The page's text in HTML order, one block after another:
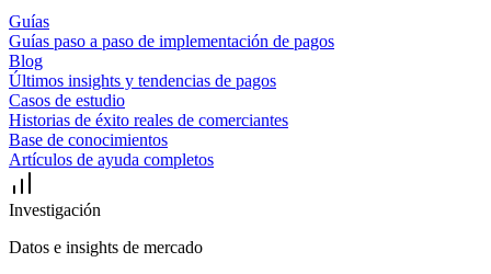
Guías
Guías paso a paso de implementación de pagos
Blog
Últimos insights y tendencias de pagos
Casos de estudio
Historias de éxito reales de comerciantes
Base de conocimientos
Artículos de ayuda completos
Investigación
Datos e insights de mercado